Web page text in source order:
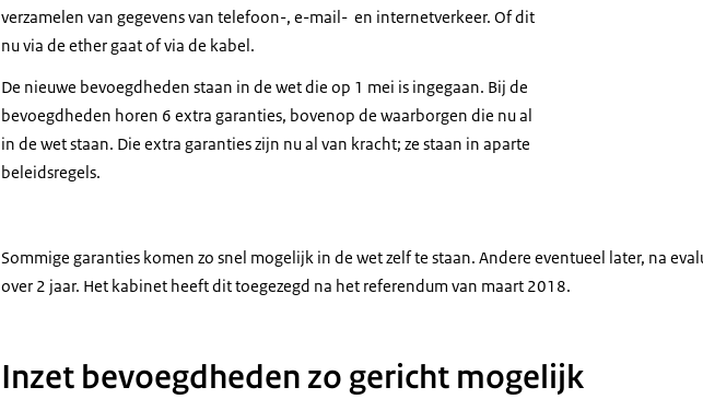
verzamelen van gegevens van telefoon-, e-mail- en internetverkeer. Of dit
nu via de ether gaat of via de kabel.
De nieuwe bevoegdheden staan in de wet die op 1 mei is ingegaan. Bij de
bevoegdheden horen 6 extra garanties, bovenop de waarborgen die nu al
in de wet staan. Die extra garanties zijn nu al van kracht; ze staan in aparte
beleidsregels.
Sommige garanties komen zo snel mogelijk in de wet zelf te staan. Andere eventueel later, na
over 2 jaar. Het kabinet heeft dit toegezegd na het referendum van maart 2018.
Inzet bevoegdheden zo gericht mogelijk